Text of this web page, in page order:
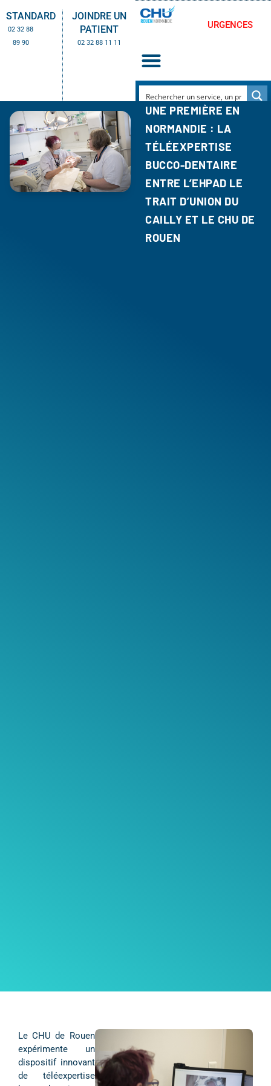
STANDARD
02 32 88
89 90
JOINDRE UN
PATIENT
02 32 88 11 11
URGENCES
UNE PREMIÈRE EN
NORMANDIE : LA
TÉLÉEXPERTISE
BUCCO-DENTAIRE
ENTRE L’EHPAD LE
TRAIT D’UNION DU
CAILLY ET LE CHU DE
ROUEN
Le CHU de Rouen
expérimente un
dispositif innovant
de téléexpertise